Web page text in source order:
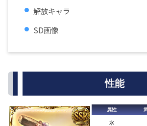
解放キャラ
SD画像
性能
属性
水